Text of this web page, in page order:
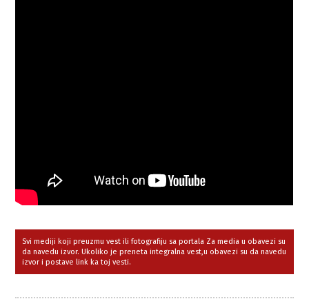
Svi mediji koji preuzmu vest ili fotografiju sa portala Za media u obavezi su
da navedu izvor. Ukoliko je preneta integralna vest,u obavezi su da navedu
izvor i postave link ka toj vesti.